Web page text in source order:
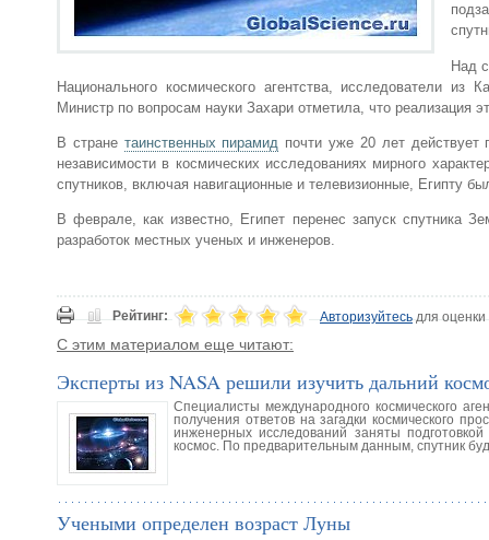
Над
Национального космического агентства, исследователи из
Министр по вопросам науки Захари отметила, что реализация
В стране таинственных пирамид почти уже 20 лет действует
независимости в космических исследованиях мирного
спутников, включая навигационные и телевизионные, Египту
В феврале, как известно, Египет перенес запуск спутника
разработок местных ученых и инженеров.
Рейтинг: Авторизуйтесьдля оценки
С этим материалом еще читают:
Эксперты из NASA решили изучить дальний
Специалисты международного космического
получения ответов на загадки космического
инженерных исследований заняты
космос. По предварительным данным, спутник
Учеными определен возраст Луны